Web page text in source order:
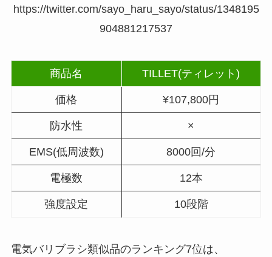
https://twitter.com/sayo_haru_sayo/status/1348195
904881217537
商品名 TILLET(ティレット)
価格 ¥107,800円
防水性 ×
EMS(低周波数) 8000回/分
電極数 12本
強度設定 10段階
電気バリブラシ類似品のランキング7位は、